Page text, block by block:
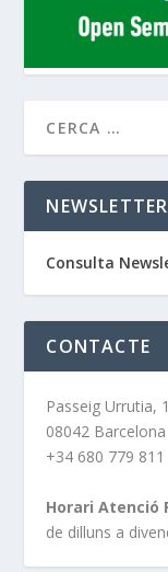
Consulta
CONTACTE
Passeig Urrutia,
08042 Barcelona
+34 680 779 811
Horari Atenció
de dilluns a